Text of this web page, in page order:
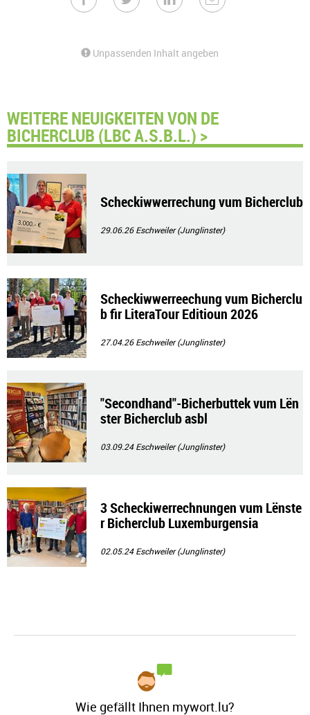
Unpassenden Inhalt angeben
WEITERE NEUIGKEITEN VON DE
BICHERCLUB (LBC A.S.B.L.) >
Scheckiwwerrechung vum Bicherclub
29.06.26Eschweiler (Junglinster)
Scheckiwwerreechung vum Bicherclu
b fir LiteraTour Editioun 2026
27.04.26Eschweiler (Junglinster)
"Secondhand"-Bicherbuttek vum Lën
ster Bicherclub asbl
03.09.24Eschweiler (Junglinster)
3 Scheckiwerrechnungen vum Lënste
r Bicherclub Luxemburgensia
02.05.24Eschweiler (Junglinster)
Wie gefällt Ihnen mywort.lu?